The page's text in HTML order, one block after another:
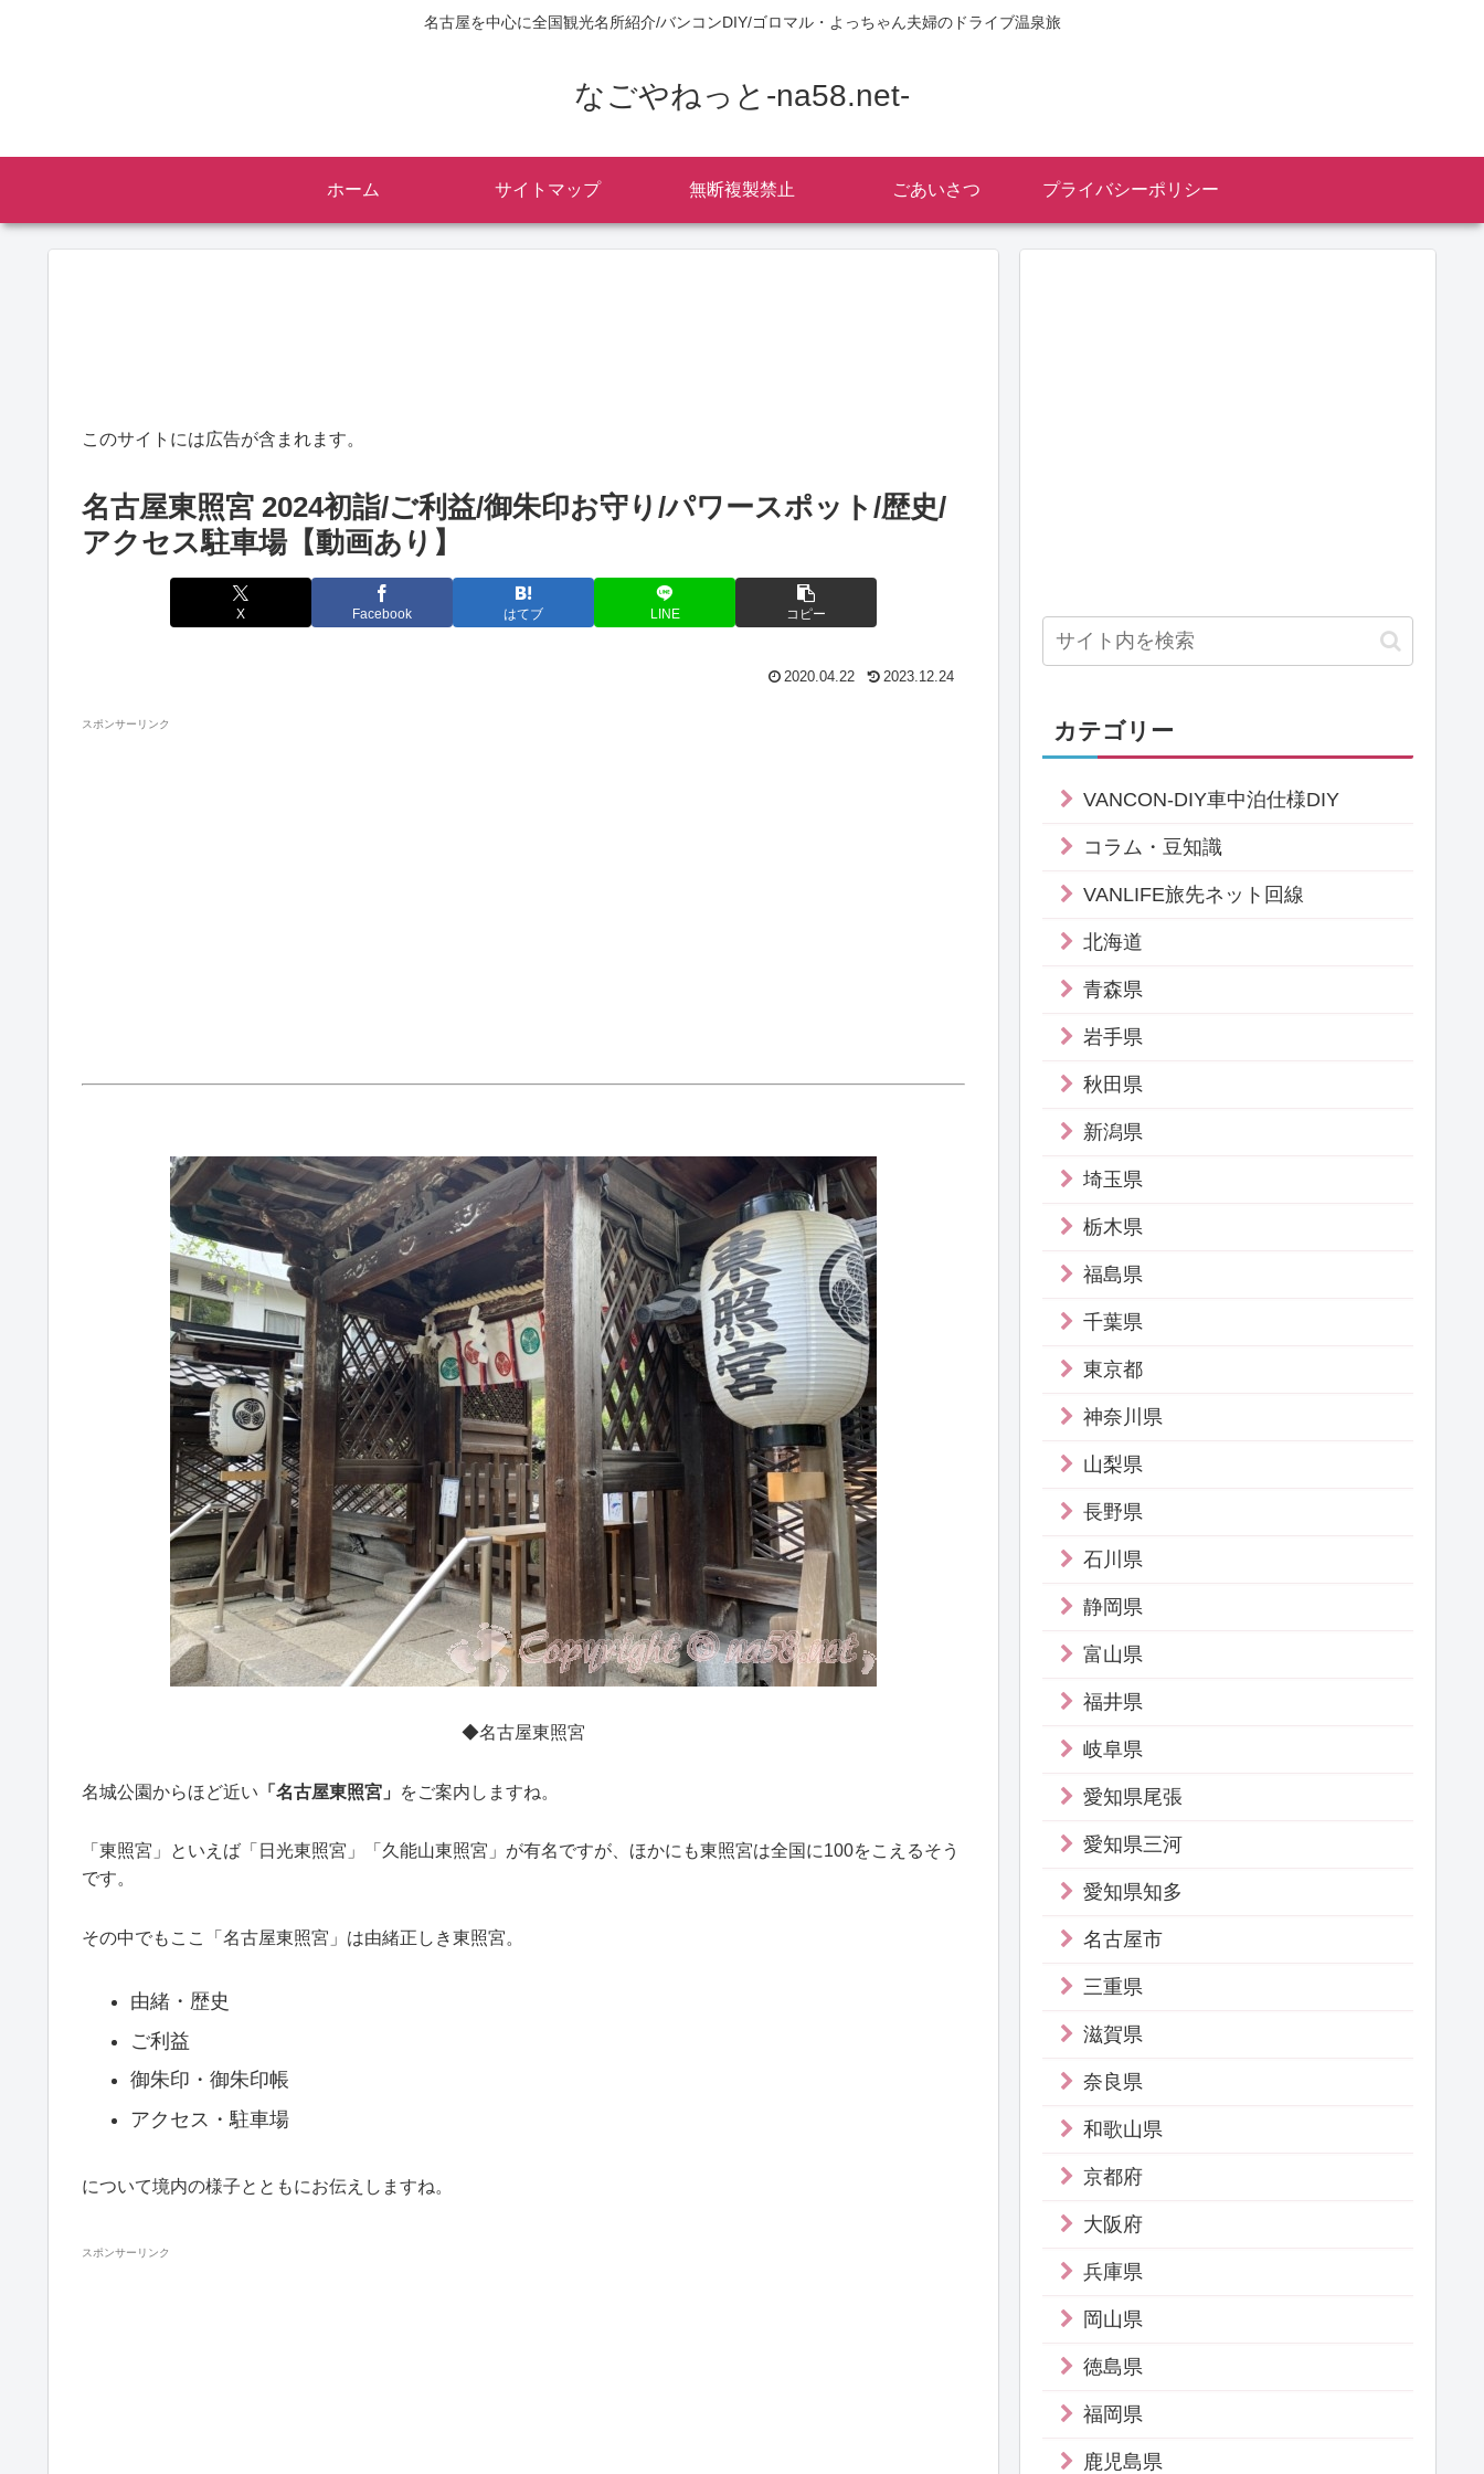
名古屋を中心に全国観光名所紹介/バンコンDIY/ゴロマル・よっちゃん夫婦のドライブ温泉旅
なごやねっと-na58.net-
ホーム サイトマップ 無断複製禁止 ごあいさつ プライバシーポリシー
このサイトには広告が含まれます。
名古屋東照宮 2024初詣/ご利益/御朱印お守り/パワースポット/歴史/
アクセス駐車場【動画あり】
X Facebook はてブ LINE コピー
2020.04.22 2023.12.24
スポンサーリンク
◆名古屋東照宮
名城公園からほど近い 「名古屋東照宮」 をご案内しますね。
「東照宮」といえば「日光東照宮」「久能山東照宮」が有名ですが、ほかにも東照宮は全国に100をこえるそう
です。
その中でもここ「名古屋東照宮」は由緒正しき東照宮。
由緒・歴史
ご利益
御朱印・御朱印帳
アクセス・駐車場
について境内の様子とともにお伝えしますね。
スポンサーリンク
カテゴリー
VANCON-DIY車中泊仕様DIY
コラム・豆知識
VANLIFE旅先ネット回線
北海道
青森県
岩手県
秋田県
新潟県
埼玉県
栃木県
福島県
千葉県
東京都
神奈川県
山梨県
長野県
石川県
静岡県
富山県
福井県
岐阜県
愛知県尾張
愛知県三河
愛知県知多
名古屋市
三重県
滋賀県
奈良県
和歌山県
京都府
大阪府
兵庫県
岡山県
徳島県
福岡県
鹿児島県